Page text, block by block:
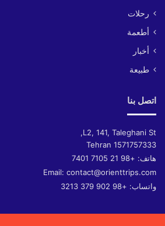
رحلات
أطعمة
أخبار
طبيعة
اتصل بنا
L2, 141, Taleghani St,
Tehran 1571757333
هاتف: +98 21 7105 7401
Email: contact@orienttrips.com
واتساب: +98 902 379 3213